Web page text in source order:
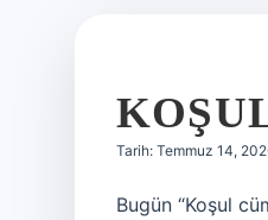
Tarih: Temmuz 14,
Bugün “Koşul